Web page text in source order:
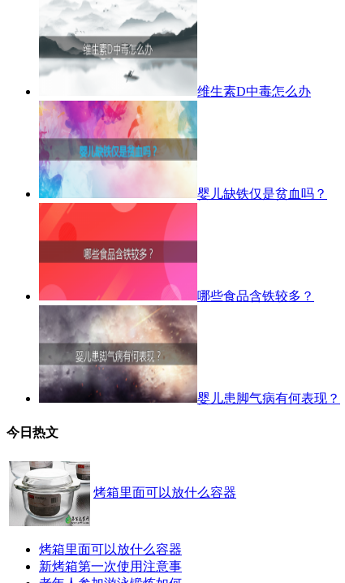
维生素D中毒怎么办
婴儿缺铁仅是贫血吗？
哪些食品含铁较多？
婴儿患脚气病有何表现？
今日热文
烤箱里面可以放什么容器
烤箱里面可以放什么容器
新烤箱第一次使用注意事